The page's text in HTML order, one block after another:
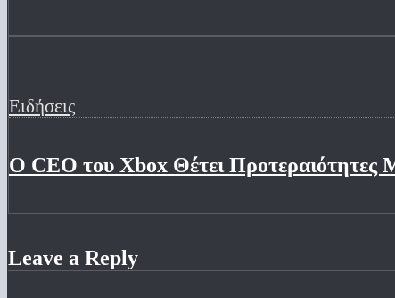
Ειδήσεις
Ο CEO του Xbox Θέτει Προτεραιότητες
Leave a Reply